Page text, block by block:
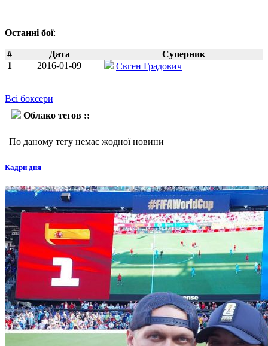
Останні бої:
# Дата
Суперник
1
2016-01-09 Євген Градович
Всі боксери
Облако тегов ::
По даному тегу немає жодної новини
Кадри дня